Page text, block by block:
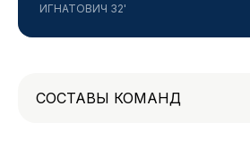
ИГНАТОВИЧ 32'
СОСТАВЫ КОМАНД